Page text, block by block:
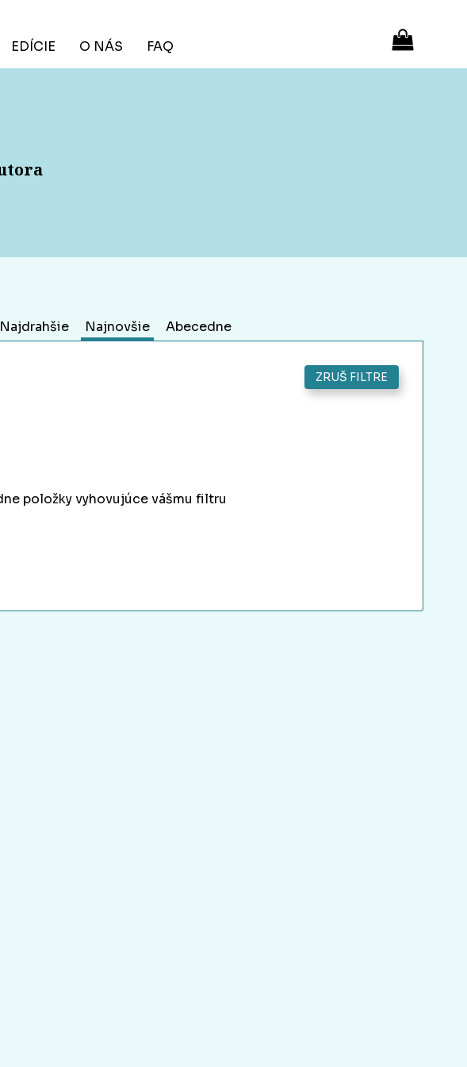
EDÍCIE O NÁS FAQ
Najdrahšie Najnovšie Abecedne
ZRUŠ FILTRE
položky vyhovujúce vášmu filtru